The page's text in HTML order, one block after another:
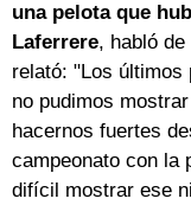
una pelota que
Laferrere, habló
relató: "Los
no pudimos
hacernos fuertes
campeonato con la
difícil mostrar ese